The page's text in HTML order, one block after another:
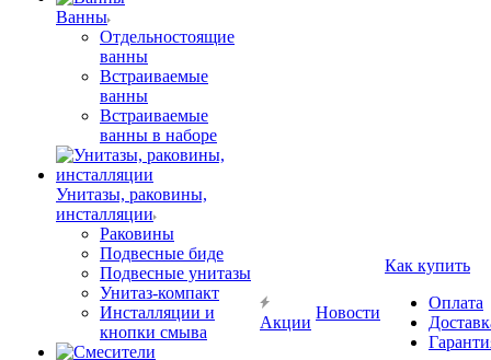
Ванны
Отдельностоящие
ванны
Встраиваемые
ванны
Встраиваемые
ванны в наборе
Унитазы, раковины,
инсталляции
Раковины
Подвесные биде
Подвесные унитазы
Унитаз-компакт
Инсталляции и
кнопки смыва
Акции
Новости
Как купить
Оплата